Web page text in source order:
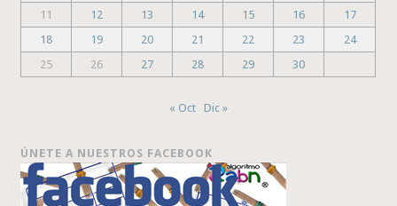
11
12 13 14 15 16
17
18
19 20 21 22 23
24
25
26 27 28 29 30
« Oct Dic »
ÚNETE A NUESTROS FACEBOOK